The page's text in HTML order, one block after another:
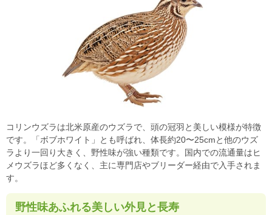
コリンウズラは北米原産のウズラで、頭の冠羽と美しい模様が特徴
です。「ボブホワイト」とも呼ばれ、体長約20〜25cmと他のウズ
ラより一回り大きく、野性味が強い種類です。国内での流通量はヒ
メウズラほど多くなく、主に専門店やブリーダー経由で入手されま
す。
野性味あふれる美しい外見と長寿